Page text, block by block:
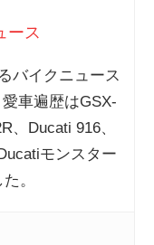
ース
バイクニュース
車遍歴はGSX-
、Ducati 916、
モンスター
。